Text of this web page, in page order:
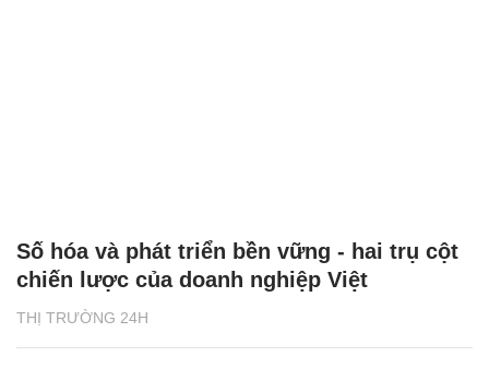
THỊ TRƯỜNG 24H
Số hóa và phát triển bền vững - hai trụ cột
chiến lược của doanh nghiệp Việt